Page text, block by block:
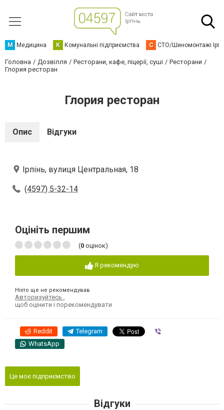
М Медицина К Комунальні підприємства С СТО/Шиномонтажі
Головна Дозвілля Ресторани, кафе, піцерії, суші
Ресторани
Глория ресторан
Глория ресторан
Опис Відгуки
Ірпінь, вулиця Центральная, 18
(4597) 5-32-14
Оцініть першим
(0 оцінок)
Я рекомендую
Ніхто ще не рекомендував
Авторизуйтесь
щоб оцінити і порекомендувати
Reddit Telegram
WhatsApp
Це моє підприємство
Відгуки